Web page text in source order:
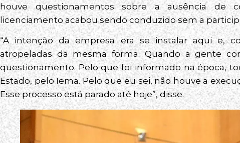
houve questionamentos sobre a ausência de
licenciamento acabou sendo conduzido sem a
“A intenção da empresa era se instalar aqui e,
atropeladas da mesma forma. Quando a gente
questionamento. Pelo que foi informado na época,
Estado, pelo Iema. Pelo que eu sei, não houve a
Esse processo está parado até hoje”, disse.